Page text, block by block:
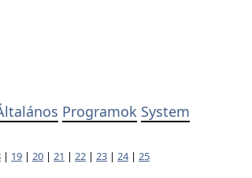
Programok System
| 19 | 20 | 21 | 22 | 23 | 24| 25